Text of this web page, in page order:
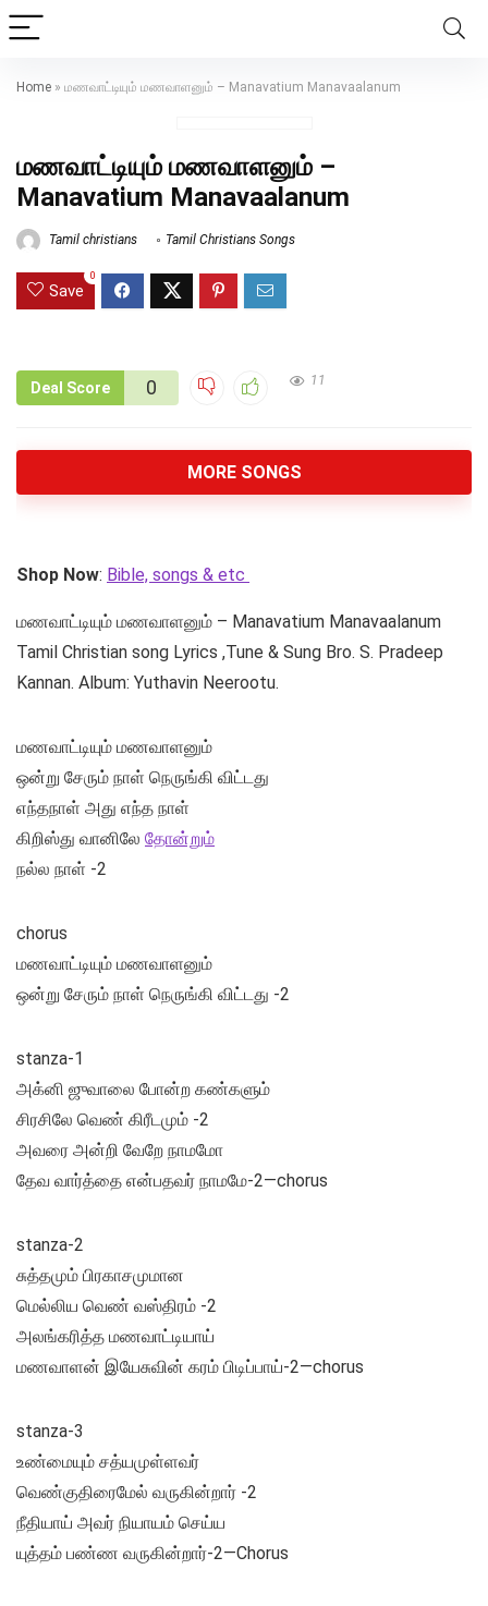
Home » மணவாட்டியும் மணவாளனும் – Manavatium Manavaalanum
மணவாட்டியும் மணவாளனும் –
Manavatium Manavaalanum
Tamil christians Tamil Christians Songs
Save
0
Deal Score 0 11
MORE SONGS
Shop Now: Bible, songs & etc
மணவாட்டியும் மணவாளனும் – Manavatium Manavaalanum
Tamil Christian song Lyrics ,Tune & Sung Bro. S. Pradeep
Kannan. Album: Yuthavin Neerootu.
மணவாட்டியும் மணவாளனும்
ஒன்று சேரும் நாள் நெருங்கி விட்டது
எந்தநாள் அது எந்த நாள்
கிறிஸ்து வானிலே தோன்றும்
நல்ல நாள் -2
chorus
மணவாட்டியும் மணவாளனும்
ஒன்று சேரும் நாள் நெருங்கி விட்டது -2
stanza-1
அக்னி ஜுவாலை போன்ற கண்களும்
சிரசிலே வெண் கிரீடமும் -2
அவரை அன்றி வேறே நாமமோ
தேவ வார்த்தை என்பதவர் நாமமே-2—chorus
stanza-2
சுத்தமும் பிரகாசமுமான
மெல்லிய வெண் வஸ்திரம் -2
அலங்கரித்த மணவாட்டியாய்
மணவாளன் இயேசுவின் கரம் பிடிப்பாய்-2—chorus
stanza-3
உண்மையும் சத்யமுள்ளவர்
வெண்குதிரைமேல் வருகின்றார் -2
நீதியாய் அவர் நியாயம் செய்ய
யுத்தம் பண்ண வருகின்றார்-2—Chorus